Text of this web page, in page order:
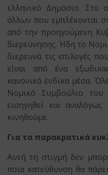
ελληνικό Δημόσιο.
άλλων που εμπλέκονται
από την προηγούμενη
διερεύνησης. Ήδη το
διερευνά τις επιλογές
είναι από ένα
κανονικά ένδικα μέσα.
Νομικό Συμβούλιο του
εισηγηθεί και
κινηθούμε.
Για τα παρακρατικά
Αυτή τη στιγμή δεν
ποια κατεύθυνση θα